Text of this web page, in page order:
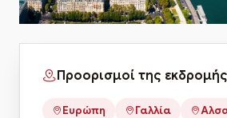
Προορισμοί της εκδρομής
Ευρώπη Γαλλία